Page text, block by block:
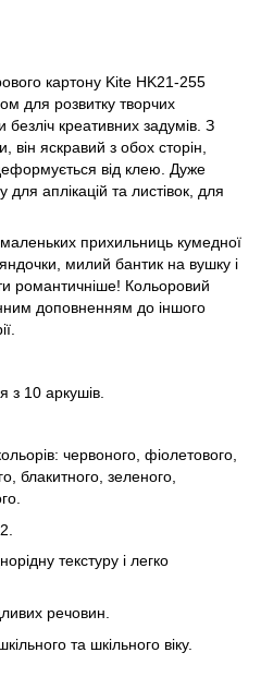
картону Kite HK21-255
для розвитку творчих
безліч креативних задумів. З
яскравий з обох сторін,
від клею. Дуже
аплікацій та листівок, для
прихильниць кумедної
милий бантик на вушку і
романтичніше! Кольоровий
доповненням до іншого
з 10 аркушів.
червоного, фіолетового,
блакитного, зеленого,
текстуру і легко
речовин.
та шкільного віку.